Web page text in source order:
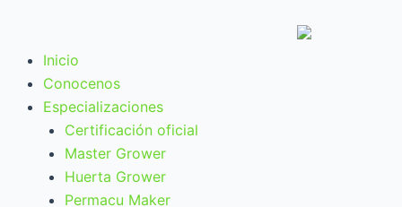
contenido
Inicio
Conocenos
Especializaciones
Certificación oficial
Master Grower
Huerta Grower
Permacu Maker
Menú